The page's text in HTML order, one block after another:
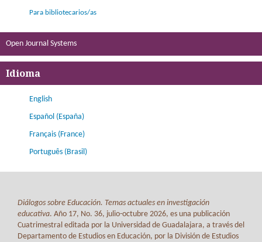
Para bibliotecarios/as
Open Journal Systems
Idioma
English
Español (España)
Français (France)
Português (Brasil)
Diálogos sobre Educación. Temas actuales en investigación
educativa. Año 17, No. 36, julio-octubre 2026, es una publicación
Cuatrimestral editada por la Universidad de Guadalajara, a través del
Departamento de Estudios en Educación, por la División de Estudios